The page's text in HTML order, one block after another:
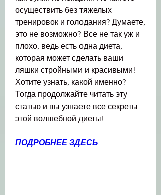
осуществить без тяжелых
тренировок и голодания? Думаете,
это не возможно? Все не так уж и
плохо, ведь есть одна диета,
которая может сделать ваши
ляшки стройными и красивыми!
Хотите узнать, какой именно?
Тогда продолжайте читать эту
статью и вы узнаете все секреты
этой волшебной диеты!
ПОДРОБНЕЕ ЗДЕСЬ